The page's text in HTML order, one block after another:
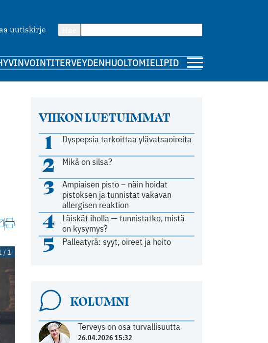
uutiskirje
TERVEYDENHUOLTOMIELIPIDE
VIIKON LUETUIMMAT
1 Dyspepsia tarkoittaa ylävatsaoireita
2 Mikä on silsa?
3
Ampiaisen pisto – näin hoidat
pistoksen ja tunnistat vakavan
allergisen reaktion
4
Läiskät iholla — tunnistatko, mistä
on kysymys?
5 Palleatyrä: syyt, oireet ja hoito
KOLUMNI
Terveys on osa turvallisuutta
26.04.2026 15:32
/ 1